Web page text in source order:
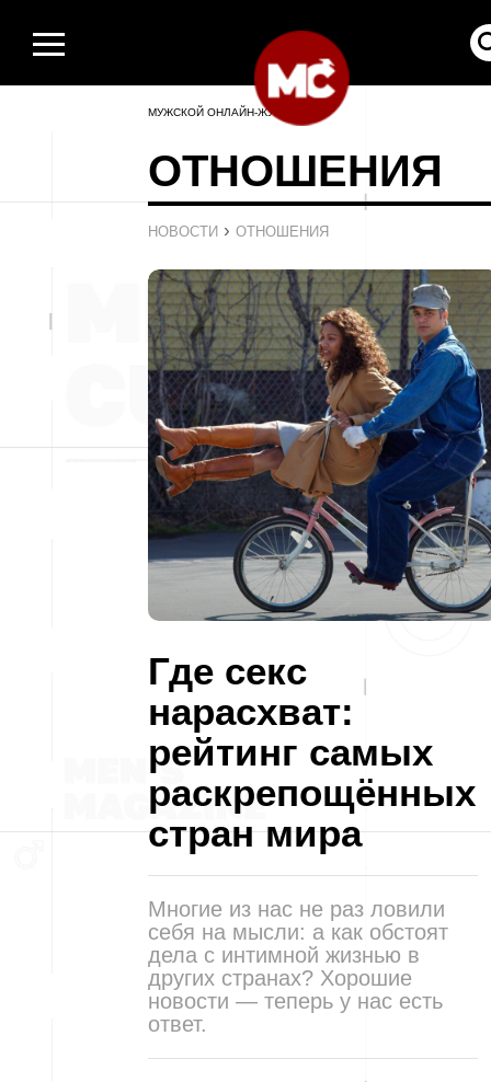
МУЖСКОЙ ОНЛАЙН-ЖУРНАЛ
ОТНОШЕНИЯ
НОВОСТИ › ОТНОШЕНИЯ
Где секс
нарасхват:
рейтинг самых
раскрепощённых
стран мира
Многие из нас не раз ловили
себя на мысли: а как обстоят
дела с интимной жизнью в
других странах? Хорошие
новости — теперь у нас есть
ответ.